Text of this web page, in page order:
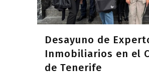
Desayuno de
Inmobiliarios en el
de Tenerife